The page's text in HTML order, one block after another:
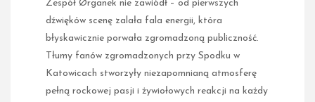
Zespół Ørganek nie zawiódł – od pierwszych
dźwięków scenę zalała fala energii, która
błyskawicznie porwała zgromadzoną publiczność.
Tłumy fanów zgromadzonych przy Spodku w
Katowicach stworzyły niezapomnianą atmosferę
pełną rockowej pasji i żywiołowych reakcji na każdy